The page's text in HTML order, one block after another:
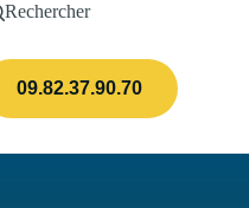
Rechercher
Actualités
09.82.37.90.70